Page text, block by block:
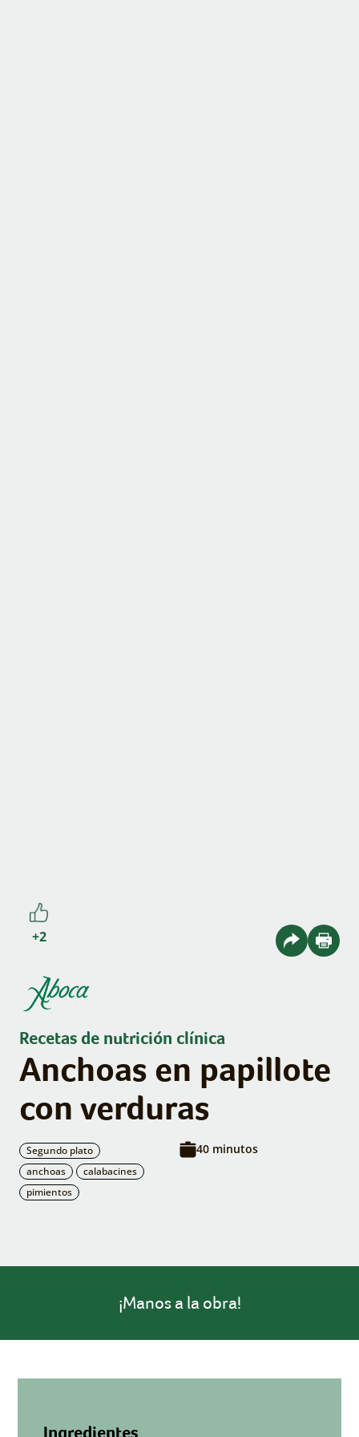
+2
Recetas de nutrición clínica
Anchoas en papillote
con verduras
Segundo plato
anchoas
calabacines
pimientos
40 minutos
¡Manos a la obra!
Ingredientes